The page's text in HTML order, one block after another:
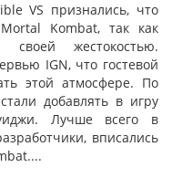
VS признались, что
Kombat, так как
своей жестокостью.
IGN, что гостевой
этой атмосфере. По
добавлять в игру
Лучше всего в
вписались